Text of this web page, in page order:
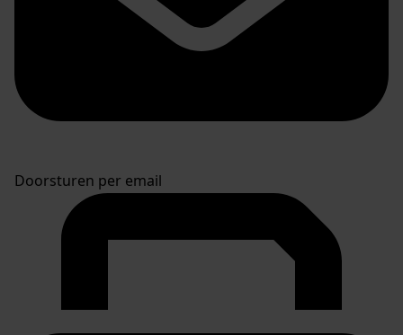
Doorsturen per email